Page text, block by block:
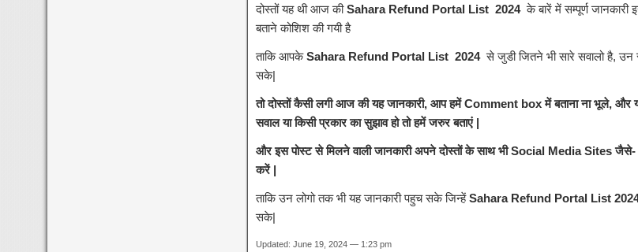
दोस्तों यह थी आज कीSahara Refund Portal List 2024के बारें में सम्पूर्ण जानकारी
बताने कोशिश की गयी है
ताकि आपकेSahara Refund Portal List 2024से जुडी जितने भी सारे सवालो है, उन
सके|
तो दोस्तों कैसी लगी आज की यह जानकारी, आप हमें Comment box में बताना ना भूले,
सवाल या किसी प्रकार का सुझाव हो तो हमें जरुर बताएं |
और इस पोस्ट से मिलने वाली जानकारी अपने दोस्तों के साथ भी Social Media Sites
करें |
ताकि उन लोगो तक भी यह जानकारी पहुच सके जिन्हेंSahara Refund Portal List
सके|
Updated: June 19, 2024 — 1:23 pm